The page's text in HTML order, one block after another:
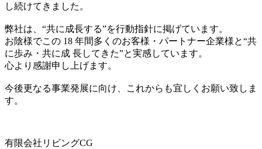
し続けてきました。
弊社は、“共に成長する”を行動指針に掲げています。
お陰様でこの 18 年間多くのお客様・パートナー企業様と“共
に歩み・共に成 長してきた”と実感しています。
心より感謝申し上げます。
今後更なる事業発展に向け、これからも宜しくお願い致しま
す。
有限会社リビングCG